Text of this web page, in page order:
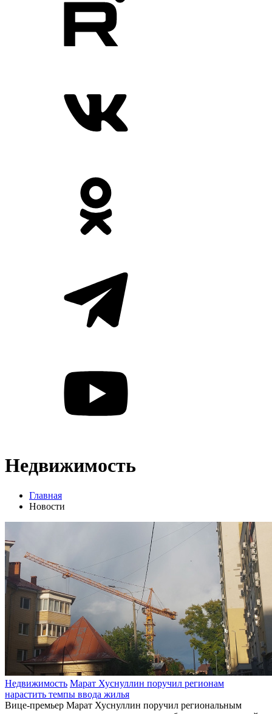
Недвижимость
Главная
Новости
Недвижимость Марат Хуснуллин поручил регионам
нарастить темпы ввода жилья
Вице-премьер Марат Хуснуллин поручил региональным